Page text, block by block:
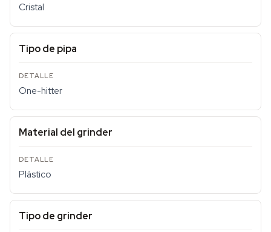
Cristal
Tipo de pipa
One-hitter
Material del grinder
Plástico
Tipo de grinder